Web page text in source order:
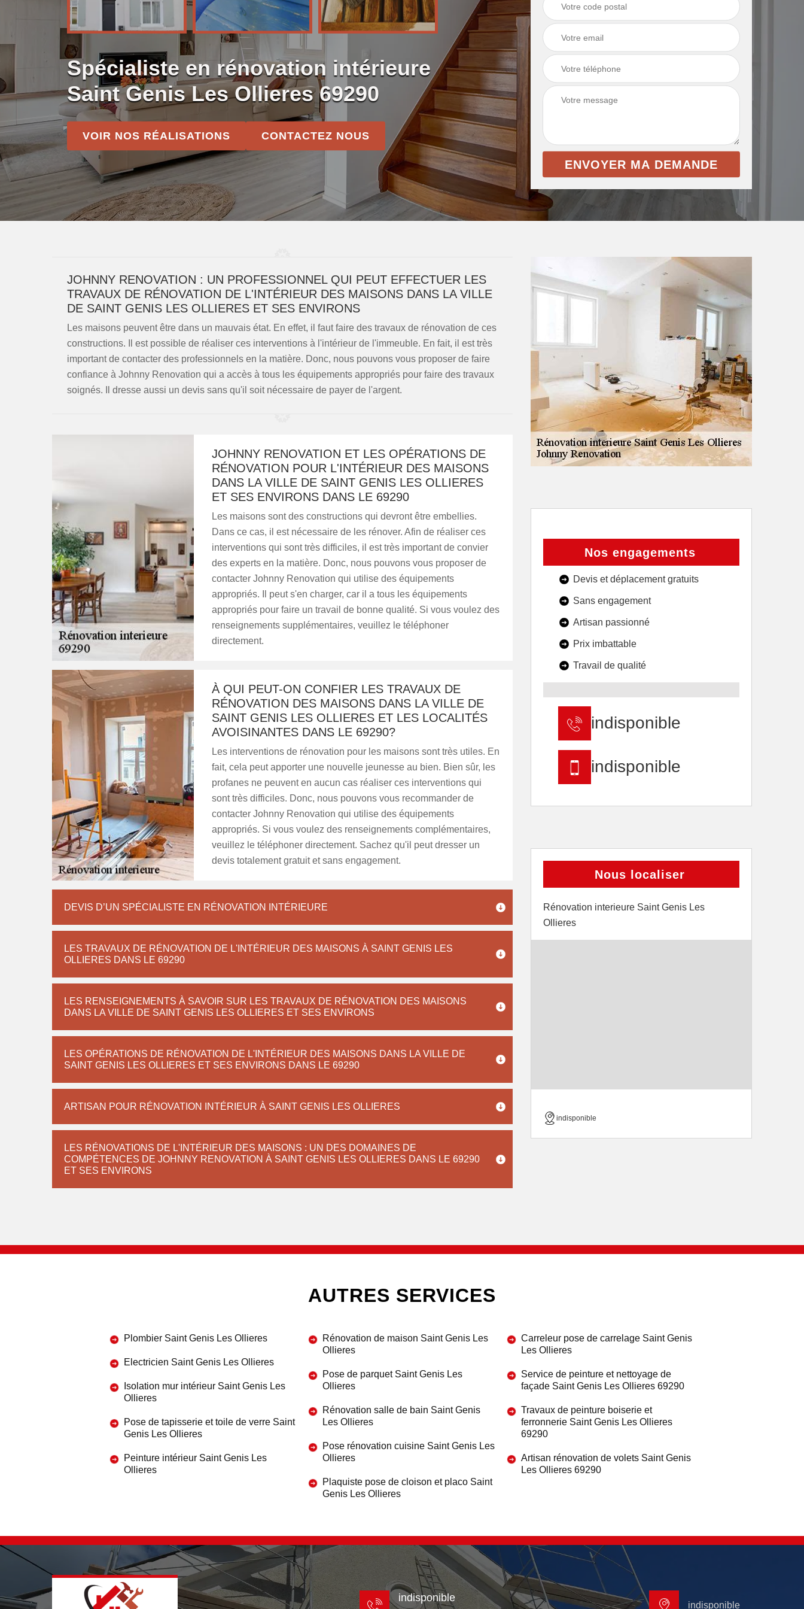
Spécialiste en rénovation intérieure
Saint Genis Les Ollieres 69290
VOIR NOS RÉALISATIONS CONTACTEZ NOUS
JOHNNY RENOVATION : UN PROFESSIONNEL QUI PEUT EFFECTUER LES
TRAVAUX DE RÉNOVATION DE L'INTÉRIEUR DES MAISONS DANS LA VILLE
DE SAINT GENIS LES OLLIERES ET SES ENVIRONS
Les maisons peuvent être dans un mauvais état. En effet, il faut faire des travaux de rénovation de ces
constructions. Il est possible de réaliser ces interventions à l'intérieur de l'immeuble. En fait, il est très
important de contacter des professionnels en la matière. Donc, nous pouvons vous proposer de faire
confiance à Johnny Renovation qui a accès à tous les équipements appropriés pour faire des travaux
soignés. Il dresse aussi un devis sans qu'il soit nécessaire de payer de l'argent.
JOHNNY RENOVATION ET LES OPÉRATIONS DE
RÉNOVATION POUR L'INTÉRIEUR DES MAISONS
DANS LA VILLE DE SAINT GENIS LES OLLIERES
ET SES ENVIRONS DANS LE 69290
Les maisons sont des constructions qui devront être embellies.
Dans ce cas, il est nécessaire de les rénover. Afin de réaliser ces
interventions qui sont très difficiles, il est très important de convier
des experts en la matière. Donc, nous pouvons vous proposer de
contacter Johnny Renovation qui utilise des équipements
appropriés. Il peut s'en charger, car il a tous les équipements
appropriés pour faire un travail de bonne qualité. Si vous voulez des
renseignements supplémentaires, veuillez le téléphoner
directement.
À QUI PEUT-ON CONFIER LES TRAVAUX DE
RÉNOVATION DES MAISONS DANS LA VILLE DE
SAINT GENIS LES OLLIERES ET LES LOCALITÉS
AVOISINANTES DANS LE 69290?
Les interventions de rénovation pour les maisons sont très utiles. En
fait, cela peut apporter une nouvelle jeunesse au bien. Bien sûr, les
profanes ne peuvent en aucun cas réaliser ces interventions qui
sont très difficiles. Donc, nous pouvons vous recommander de
contacter Johnny Renovation qui utilise des équipements
appropriés. Si vous voulez des renseignements complémentaires,
veuillez le téléphoner directement. Sachez qu'il peut dresser un
devis totalement gratuit et sans engagement.
DEVIS D’UN SPÉCIALISTE EN RÉNOVATION INTÉRIEURE
LES TRAVAUX DE RÉNOVATION DE L'INTÉRIEUR DES MAISONS À SAINT GENIS LES
OLLIERES DANS LE 69290
LES RENSEIGNEMENTS À SAVOIR SUR LES TRAVAUX DE RÉNOVATION DES MAISONS
DANS LA VILLE DE SAINT GENIS LES OLLIERES ET SES ENVIRONS
LES OPÉRATIONS DE RÉNOVATION DE L'INTÉRIEUR DES MAISONS DANS LA VILLE DE
SAINT GENIS LES OLLIERES ET SES ENVIRONS DANS LE 69290
ARTISAN POUR RÉNOVATION INTÉRIEUR À SAINT GENIS LES OLLIERES
LES RÉNOVATIONS DE L'INTÉRIEUR DES MAISONS : UN DES DOMAINES DE
COMPÉTENCES DE JOHNNY RENOVATION À SAINT GENIS LES OLLIERES DANS LE 69290
ET SES ENVIRONS
Nos engagements
Devis et déplacement gratuits
Sans engagement
Artisan passionné
Prix imbattable
Travail de qualité
indisponible
indisponible
Nous localiser
Rénovation interieure Saint Genis Les
Ollieres
indisponible
AUTRES SERVICES
Plombier Saint Genis Les Ollieres
Electricien Saint Genis Les Ollieres
Isolation mur intérieur Saint Genis Les
Ollieres
Pose de tapisserie et toile de verre Saint
Genis Les Ollieres
Peinture intérieur Saint Genis Les
Ollieres
Rénovation de maison Saint Genis Les
Ollieres
Pose de parquet Saint Genis Les
Ollieres
Rénovation salle de bain Saint Genis
Les Ollieres
Pose rénovation cuisine Saint Genis Les
Ollieres
Plaquiste pose de cloison et placo Saint
Genis Les Ollieres
Carreleur pose de carrelage Saint Genis
Les Ollieres
Service de peinture et nettoyage de
façade Saint Genis Les Ollieres 69290
Travaux de peinture boiserie et
ferronnerie Saint Genis Les Ollieres
69290
Artisan rénovation de volets Saint Genis
Les Ollieres 69290
indisponible
indisponible